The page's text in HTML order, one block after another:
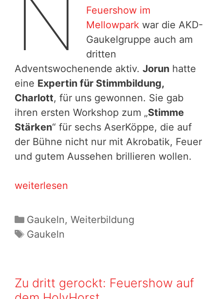
N
Feuershow im
Mellowparkwar die AKD-
Gaukelgruppe auch am
dritten
Adventswochenende aktiv. Jorun hatte
eine Expertin für Stimmbildung,
Charlott, für uns gewonnen. Sie gab
ihren ersten Workshop zum „Stimme
Stärken“ für sechs AserKöppe, die auf
der Bühne nicht nur mit Akrobatik, Feuer
und gutem Aussehen brillieren wollen.
weiterlesen
Elfen-
Stimmtraining
Kategorien
Gaukeln, Weiterbildung
Schlagwörter
Gaukeln
Zu dritt gerockt: Feuershow auf